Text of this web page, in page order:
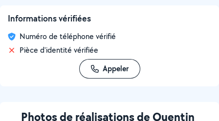
Informations vérifiées
Numéro de téléphone vérifié
Pièce d'identité vérifiée
Appeler
Photos de réalisations de Quentin